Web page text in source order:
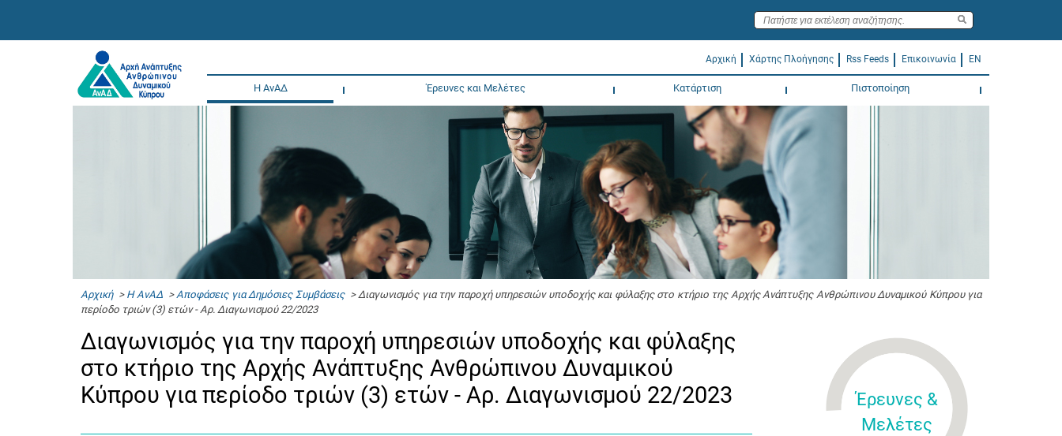
Αρχική Χάρτης Πλοήγησης Rss Feeds Επικοινωνία EN
Η ΑνΑΔ Έρευνες και Μελέτες Κατάρτιση Πιστοποίηση
Αρχική> Η ΑνΑΔ>Αποφάσεις για Δημόσιες Συμβάσεις> Διαγωνισμός για την παροχή υπηρεσιών υποδοχής και φύλαξης στο κτήριο της Αρχής Ανάπτυξης Ανθρώπινου Δυναμικού Κύπρου για
περίοδο τριών (3) ετών - Αρ. Διαγωνισμού 22/2023
Διαγωνισμός για την παροχή υπηρεσιών υποδοχής και φύλαξης
στο κτήριο της Αρχής Ανάπτυξης Ανθρώπινου Δυναμικού
Κύπρου για περίοδο τριών (3) ετών - Αρ. Διαγωνισμού 22/2023
Έρευνες &
Μελέτες